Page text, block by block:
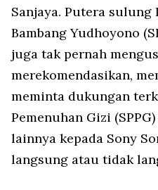
Sanjaya. Putera
Bambang Yudhoyono
juga tak pernah
merekomendasikan,
meminta dukungan
Pemenuhan Gizi
lainnya kepada Sony
langsung atau tidak